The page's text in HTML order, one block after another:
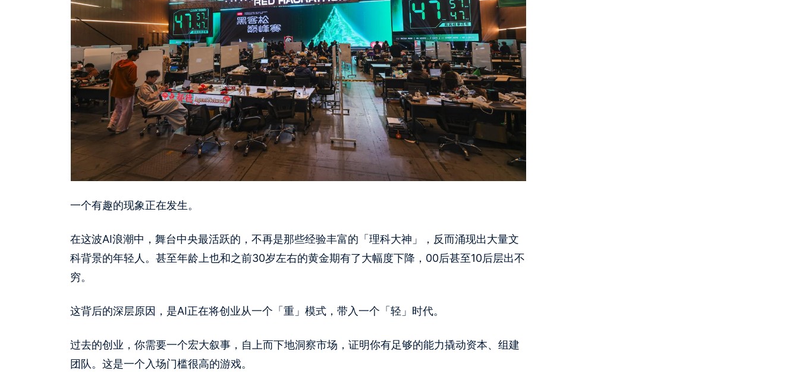
一个有趣的现象正在发生。
在这波AI浪潮中，舞台中央最活跃的，不再是那些经验丰富的「理科大神」，反而涌现出大量文
科背景的年轻人。甚至年龄上也和之前30岁左右的黄金期有了大幅度下降，00后甚至10后层出不
穷。
这背后的深层原因，是AI正在将创业从一个「重」模式，带入一个「轻」时代。
过去的创业，你需要一个宏大叙事，自上而下地洞察市场，证明你有足够的能力撬动资本、组建
团队。这是一个入场门槛很高的游戏。